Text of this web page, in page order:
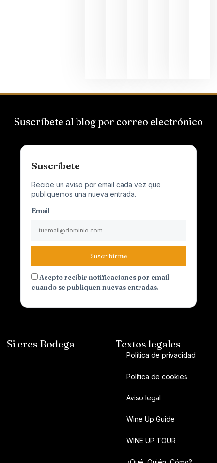
Suscríbete al blog por correo electrónico
Suscríbete
Recibe un aviso por email cada vez que
publiquemos una nueva entrada.
Email
Suscribirme
Acepto recibir notificaciones por email
cuando se publiquen nuevas entradas.
Si eres Bodega Textos legales
Política de privacidad
Política de cookies
Aviso legal
Wine Up Guide
WINE UP TOUR